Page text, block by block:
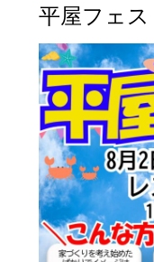
平屋フェス